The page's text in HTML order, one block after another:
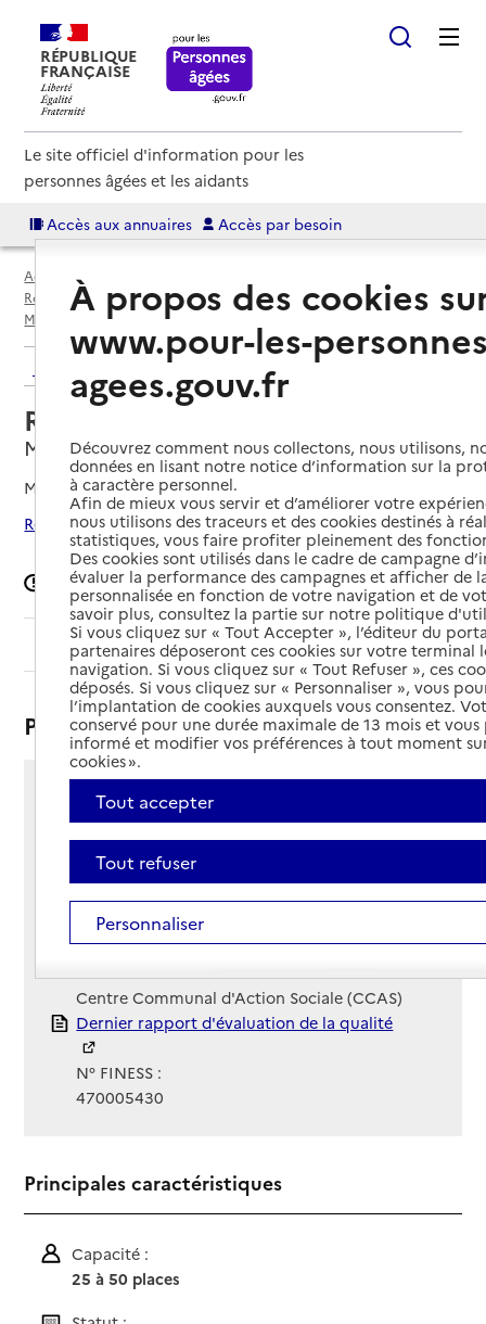
RÉPUBLIQUE
FRANÇAISE
Le site officiel d'information pour les
personnes âgées et les aidants
Accès aux annuaires Accès par besoin
Accueil
Résidences autonomie par département
Lot-et-Garonne (47)
Monclar
Résidence autonomie Bellevue
Retour aux résultats de l'annuaire
Résidence autonomie Bellevue
Monclar, LOT-ET-GARONNE
Mis à jour le19/05/2025
Rechercher les établissements autour de Monclar
Signaler une erreur
Sommaire
Présentation
188 route de Calès
47380 - Monclar
Téléphone :
05 53 41 80 69
Contact
Contact
Site Internet
Site internet non renseigné
Gestionnaire :
Centre Communal d'Action Sociale (CCAS)
Rapport HAS
Dernier rapport d'évaluation de la qualité
N° FINESS :
470005430
Principales caractéristiques
Capacité :
25 à 50 places
À propos des cookies
www.pour-les-
agees.gouv.fr
Découvrez comment nous collectons, nous utilisons,
données en lisant notre notice d’information sur la
à caractère personnel.
Afin de mieux vous servir et d’améliorer votre
nous utilisons des traceurs et des cookies destinés à
statistiques, vous faire profiter pleinement des
Des cookies sont utilisés dans le cadre de campagne
évaluer la performance des campagnes et afficher de
personnalisée en fonction de votre navigation et de
savoir plus, consultez la partie sur notre politique
Si vous cliquez sur « Tout Accepter », l’éditeur du
partenaires déposeront ces cookies sur votre terminal
navigation. Si vous cliquez sur « Tout Refuser », ces
déposés. Si vous cliquez sur « Personnaliser », vous
l’implantation de cookies auxquels vous consentez.
conservé pour une durée maximale de 13 mois et
informé et modifier vos préférences à tout moment
cookies ».
Tout accepter
Tout refuser
Personnaliser